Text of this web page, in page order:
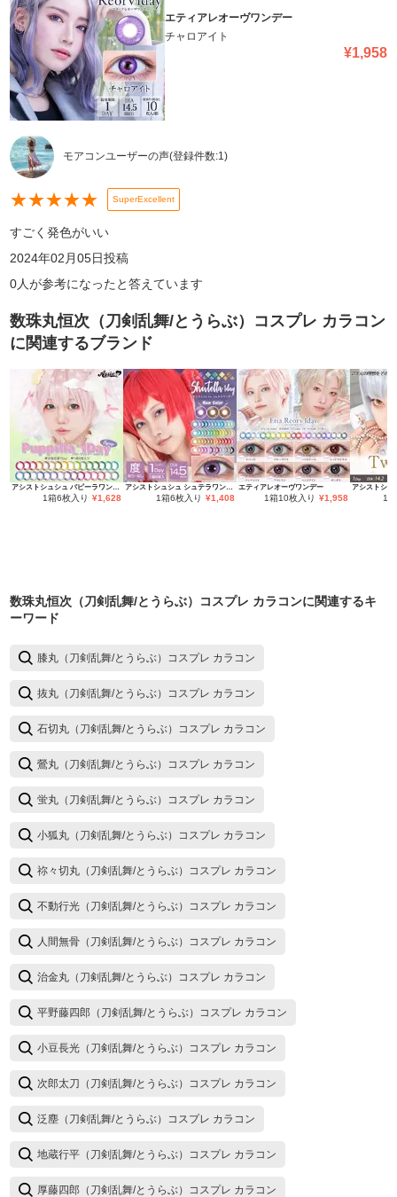
エティアレオーヴワンデー
チャロアイト
¥1,958
モアコンユーザーの声(登録件数:1)
★★★★★ SuperExcellent
すごく発色がいい
2024年02月05日投稿
0人が参考になったと答えています
数珠丸恒次（刀剣乱舞/とうらぶ）コスプレ カラコン
に関連するブランド
アシストシュシュ パピーラワンデー
1箱6枚入り ¥1,628
アシストシュシュ シュテラワンデー
1箱6枚入り ¥1,408
エティアレオーヴワンデー
1箱10枚入り ¥1,958 1
数珠丸恒次（刀剣乱舞/とうらぶ）コスプレ カラコンに関連するキ
ーワード
膝丸（刀剣乱舞/とうらぶ）コスプレ カラコン
抜丸（刀剣乱舞/とうらぶ）コスプレ カラコン
石切丸（刀剣乱舞/とうらぶ）コスプレ カラコン
鶯丸（刀剣乱舞/とうらぶ）コスプレ カラコン
蛍丸（刀剣乱舞/とうらぶ）コスプレ カラコン
小狐丸（刀剣乱舞/とうらぶ）コスプレ カラコン
祢々切丸（刀剣乱舞/とうらぶ）コスプレ カラコン
不動行光（刀剣乱舞/とうらぶ）コスプレ カラコン
人間無骨（刀剣乱舞/とうらぶ）コスプレ カラコン
治金丸（刀剣乱舞/とうらぶ）コスプレ カラコン
平野藤四郎（刀剣乱舞/とうらぶ）コスプレ カラコン
小豆長光（刀剣乱舞/とうらぶ）コスプレ カラコン
次郎太刀（刀剣乱舞/とうらぶ）コスプレ カラコン
泛塵（刀剣乱舞/とうらぶ）コスプレ カラコン
地蔵行平（刀剣乱舞/とうらぶ）コスプレ カラコン
厚藤四郎（刀剣乱舞/とうらぶ）コスプレ カラコン